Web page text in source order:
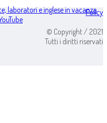
laboratori e inglese in vacanza
Policy
© Copyright / 2021
Tutti i diritti riservati